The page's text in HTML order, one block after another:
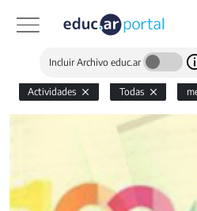
Incluir Archivo educ.ar
Actividades Todas